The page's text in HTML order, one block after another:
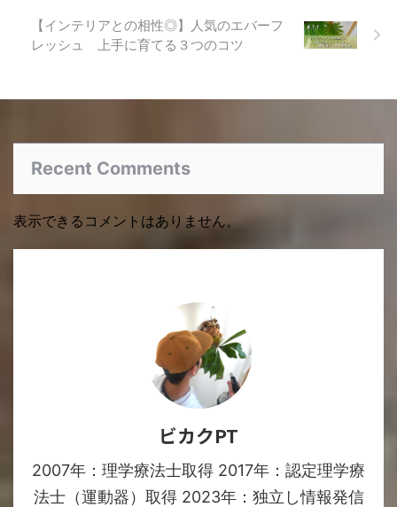
【インテリアとの相性◎】人気のエバーフ
レッシュ 上手に育てる３つのコツ
Recent Comments
表示できるコメントはありません。
ビカクPT
2007年：理学療法士取得 2017年：認定理学療
法士（運動器）取得 2023年：独立し情報発信